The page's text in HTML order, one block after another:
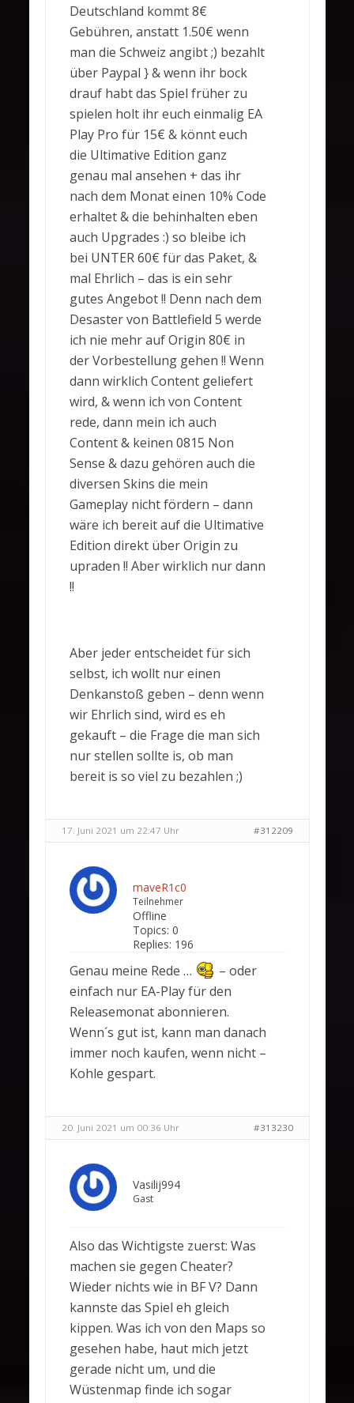
Deutschland kommt 8€
Gebühren, anstatt 1.50€ wenn
man die Schweiz angibt ;) bezahlt
über Paypal } & wenn ihr bock
drauf habt das Spiel früher zu
spielen holt ihr euch einmalig EA
Play Pro für 15€ & könnt euch
die Ultimative Edition ganz
genau mal ansehen + das ihr
nach dem Monat einen 10% Code
erhaltet & die behinhalten eben
auch Upgrades :) so bleibe ich
bei UNTER 60€ für das Paket, &
mal Ehrlich – das is ein sehr
gutes Angebot !! Denn nach dem
Desaster von Battlefield 5 werde
ich nie mehr auf Origin 80€ in
der Vorbestellung gehen !! Wenn
dann wirklich Content geliefert
wird, & wenn ich von Content
rede, dann mein ich auch
Content & keinen 0815 Non
Sense & dazu gehören auch die
diversen Skins die mein
Gameplay nicht fördern – dann
wäre ich bereit auf die Ultimative
Edition direkt über Origin zu
upraden !! Aber wirklich nur dann
!!
Aber jeder entscheidet für sich
selbst, ich wollt nur einen
Denkanstoß geben – denn wenn
wir Ehrlich sind, wird es eh
gekauft – die Frage die man sich
nur stellen sollte is, ob man
bereit is so viel zu bezahlen ;)
17. Juni 2021 um 22:47 Uhr #312209
maveR1c0
Teilnehmer
Offline
Topics: 0
Replies: 196
Genau meine Rede …
– oder
einfach nur EA-Play für den
Releasemonat abonnieren.
Wenn´s gut ist, kann man danach
immer noch kaufen, wenn nicht –
Kohle gespart.
20. Juni 2021 um 00:36 Uhr #313230
Vasilij994
Gast
Also das Wichtigste zuerst: Was
machen sie gegen Cheater?
Wieder nichts wie in BF V? Dann
kannste das Spiel eh gleich
kippen. Was ich von den Maps so
gesehen habe, haut mich jetzt
gerade nicht um, und die
Wüstenmap finde ich sogar